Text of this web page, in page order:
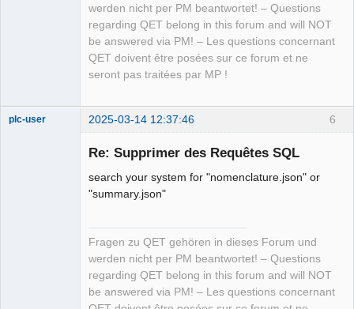
werden nicht per PM beantwortet! – Questions
regarding QET belong in this forum and will NOT
be answered via PM! – Les questions concernant
QET doivent être posées sur ce forum et ne
seront pas traitées par MP !
6
plc-user 2025-03-14 12:37:46
Re: Supprimer des Requêtes SQL
search your system for "nomenclature.json" or
"summary.json"
Fragen zu QET gehören in dieses Forum und
werden nicht per PM beantwortet! – Questions
regarding QET belong in this forum and will NOT
be answered via PM! – Les questions concernant